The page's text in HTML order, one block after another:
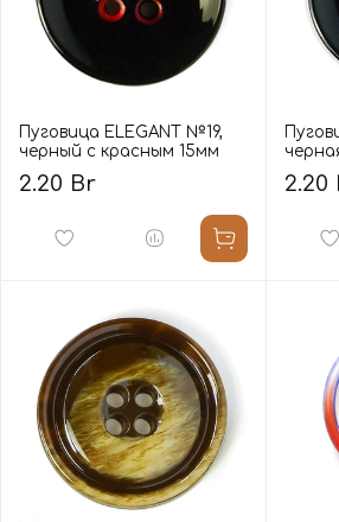
Пуговица ELEGANT №19,
черный с красным 15мм
2.20 Br 2.20